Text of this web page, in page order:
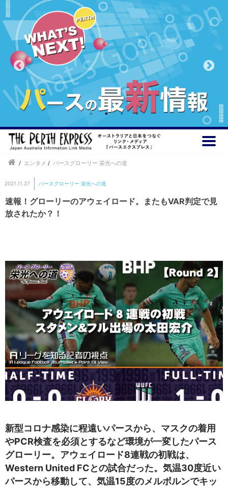
/ エンタメ / パースグローリー 栄光への道
2021.11.27 パースグローリー 栄光への道
速報！グローリーのアウェイロード。またもVAR判定で見
放されたか？！
新型コロナ感染に程遠いパースから、マスクの着用
やPCR検査を必須とするなど環境が一変したパース
グローリー。アウェイロード8連戦の初戦は、
Western United FCとの試合だった。気温30度近い
パースから移動して、気温15度のメルボルンでキッ